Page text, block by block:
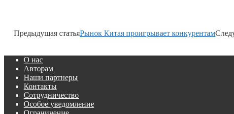
Предыдущая статьяРынок Китая проигрывает конкурентам
О нас
Авторам
Наши партнеры
Контакты
Сотрудничество
Особое уведомление